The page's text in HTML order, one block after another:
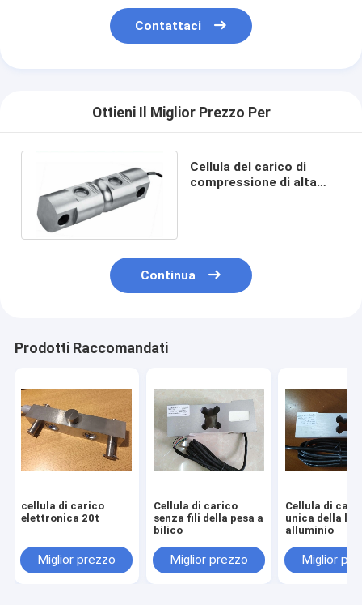
Contattaci
Ottieni Il Miglior Prezzo Per
Cellula del carico di
compressione di alta
Continua
Prodotti Raccomandati
cellula di carico
elettronica 20t
Miglior prezzo
Cellula di carico
senza fili della pesa a
bilico
Miglior prezzo
Cellula di
unica della
alluminio
Miglior